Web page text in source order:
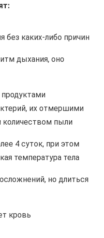
без каких-либо причин
дыхания, оно
их отмершими
количеством пыли
4 суток, при этом
температура тела
но длиться
кровь